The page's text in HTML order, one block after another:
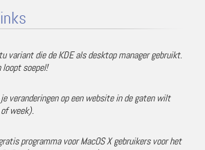
variant die de KDE als desktop manager gebruikt.
loopt soepel!
veranderingen op een website in de gaten wilt
week).
programma voor MacOS X gebruikers voor het